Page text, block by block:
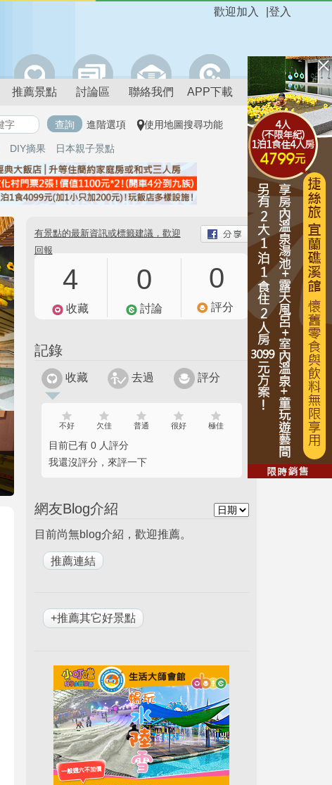
登入
歡迎加入
推薦景點 討論區 聯絡我們 APP下載
進階選項 使用地圖搜尋功能
DIY摘果 日本親子景點
有景點的最新資訊或標籤建議，歡迎
回報
4
收藏
0
討論
0
評分
記錄
收藏 去過 評分
不好 欠佳 普通 很好 極佳
目前已有 0 人評分
我還沒評分，來評一下
網友Blog介紹
目前尚無blog介紹，歡迎推薦。
+推薦其它好景點